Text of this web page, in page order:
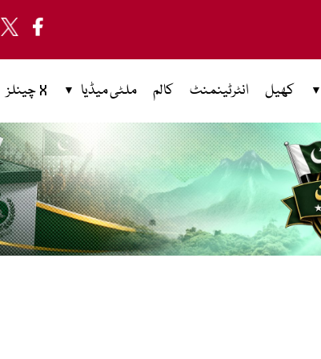
کھیل انٹرٹینمنٹ کالم ملٹی میڈیا X چینلز